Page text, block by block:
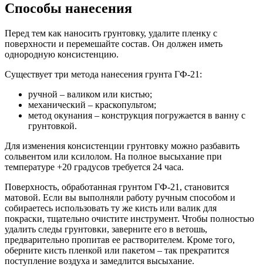
Способы нанесения
Перед тем как наносить грунтовку, удалите пленку с
поверхности и перемешайте состав. Он должен иметь
однородную консистенцию.
Существует три метода нанесения грунта ГФ-21:
ручной – валиком или кистью;
механический – краскопультом;
метод окунания – конструкция погружается в ванну с
грунтовкой.
Для изменения консистенции грунтовку можно разбавить
сольвентом или ксилолом. На полное высыхание при
температуре +20 градусов требуется 24 часа.
Поверхность, обработанная грунтом ГФ-21, становится
матовой. Если вы выполняли работу ручным способом и
собираетесь использовать ту же кисть или валик для
покраски, тщательно очистите инструмент. Чтобы полностью
удалить следы грунтовки, заверните его в ветошь,
предварительно пропитав ее растворителем. Кроме того,
оберните кисть пленкой или пакетом – так прекратится
поступление воздуха и замедлится высыхание.